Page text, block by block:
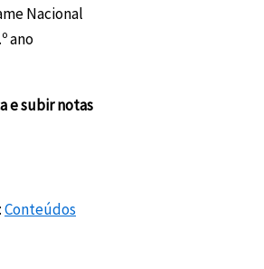
Nacional
ano
e subir notas
Conteúdos